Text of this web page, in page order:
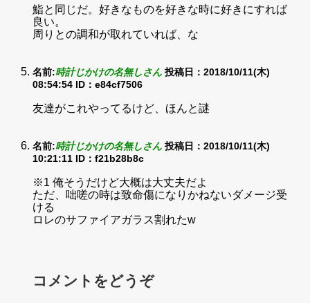
鮨と同じだ。好きなものを好きな時に好きにすれば
良い。
周りとの調和が取れていれば、な
名前:時計じかけの名無しさん 投稿日：2018/10/11(木)
08:54:54 ID：e84cf7506
友達がこれやってるけど、ほんと謎
名前:時計じかけの名無しさん 投稿日：2018/10/11(木)
10:21:11 ID：f21b28b8c
※1 俺そうだけど大概は大丈夫だよ
ただ、咄嗟の時は致命傷になりかねないダメージ受
ける
ロレのサファイアガラス割れたw
コメントをどうぞ